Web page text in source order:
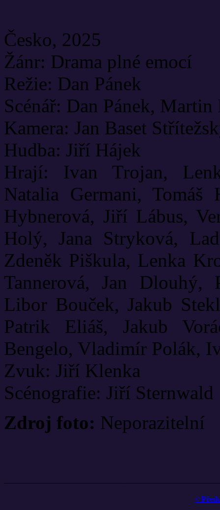
Česko, 2025
Žánr: Drama plné emocí
Režie: Dan Pánek
Scénář: Dan Pánek, Martin
Kamera: Jan Baset
Hudba: Jiří Hájek
Hrají: Ivan Trojan,
Natalia Germani, Tomáš
Hybnerová, Jiří Lábus,
Holý, Jana Stryková,
Zdeněk Piškula, Lenka
Tannerová, Jan Dlouhý,
Libor Bouček, Jakub
Patrik Eliáš, Jakub
Bengelo, Vladimír Polák,
Zvuk: Jiří Klenka
Scénografie: Jiří Sternwald
Zdroj foto: Neporazitelní
<